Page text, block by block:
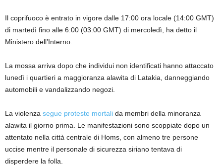
Il coprifuoco è entrato in vigore dalle 17:00 ora locale (14:00 GMT)
di martedì fino alle 6:00 (03:00 GMT) di mercoledì, ha detto il
Ministero dell’Interno.
La mossa arriva dopo che individui non identificati hanno attaccato
lunedì i quartieri a maggioranza alawita di Latakia, danneggiando
automobili e vandalizzando negozi.
La violenza segue proteste mortali da membri della minoranza
alawita il giorno prima. Le manifestazioni sono scoppiate dopo un
attentato nella città centrale di Homs, con almeno tre persone
uccise mentre il personale di sicurezza siriano tentava di
disperdere la folla.